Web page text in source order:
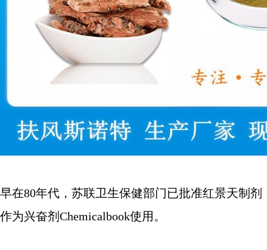
早在80年代，苏联卫生保健部门已批准红景天制剂
作为兴奋剂Chemicalbook使用。